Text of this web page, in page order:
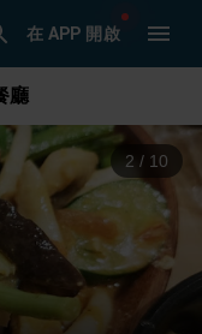
在 APP 開啟
廳
3 / 10